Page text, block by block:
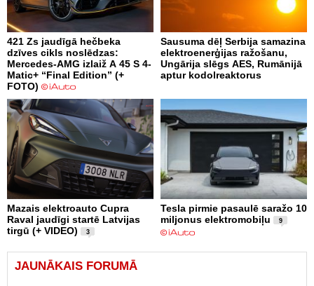
421 Zs jaudīgā hečbeka
dzīves cikls noslēdzas:
Mercedes-AMG izlaiž A 45 S 4-
Matic+ “Final Edition” (+
FOTO)
Sausuma dēļ Serbija samazina
elektroenerģijas ražošanu,
Ungārija slēgs AES, Rumānijā
aptur kodolreaktorus
Mazais elektroauto Cupra
Raval jaudīgi startē Latvijas
tirgū (+ VIDEO)
3
Tesla pirmie pasaulē saražo 10
miljonus elektromobiļu
9
JAUNĀKAIS FORUMĀ